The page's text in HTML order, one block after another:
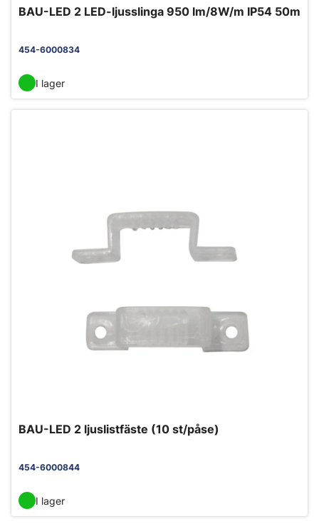
BAU-LED 2 LED-ljusslinga 950 lm/8W/m IP54 50m
454-6000834
I lager
BAU-LED 2 ljuslistfäste (10 st/påse)
454-6000844
I lager